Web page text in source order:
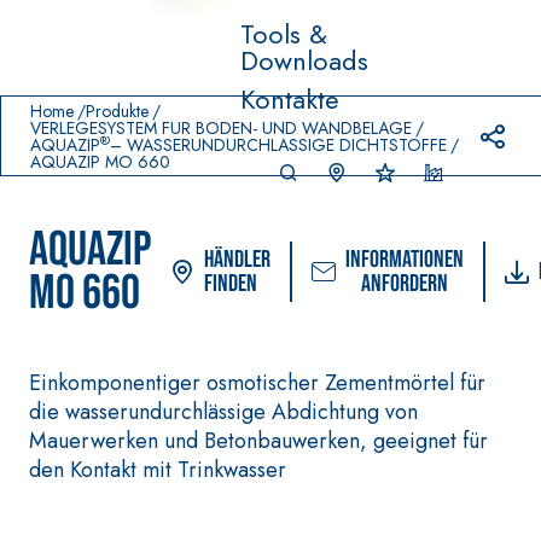
Tools &
Downloads
Kontakte
Home Produkte
VERLEGESYSTEM FÜR BODEN- UND WANDBELÄGE
AQUAZIP®– WASSERUNDURCHLÄSSIGE DICHTSTOFFE
AQUAZIP MO 660
AQUAZIP
MO 660
Händler
finden
Informationen
anfordern
Einkomponentiger osmotischer Zementmörtel für
die wasserundurchlässige Abdichtung von
Mauerwerken und Betonbauwerken, geeignet für
den Kontakt mit Trinkwasser
Prodotti in primo piano
VERLEGESYSTEM FÜR
BODEN- UND
WANDBELÄGE
AQ
–
WASSERUNDURCHL
FASSACOLOUR
FARBANSTRICHE